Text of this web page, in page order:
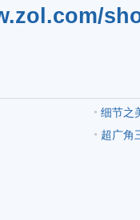
细节之
超广角